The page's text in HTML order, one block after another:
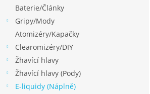
Baterie/Články
Gripy/Mody
Atomizéry/Kapačky
Clearomizéry/DIY
Žhavící hlavy
Žhavící hlavy (Pody)
E-liquidy (Náplně)